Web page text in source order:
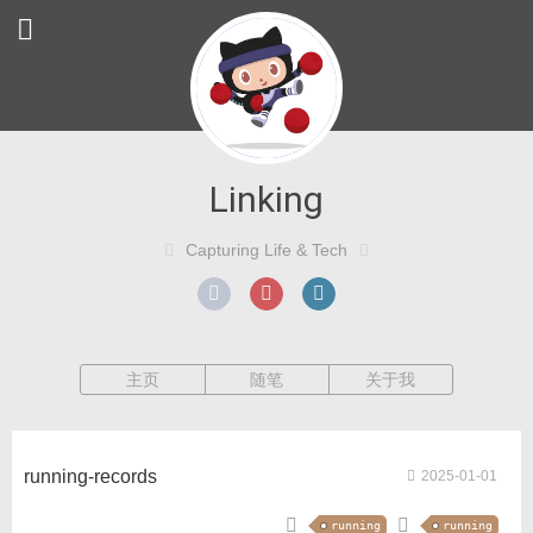
Linking
Capturing Life & Tech
主页 随笔 关于我
2025-01-01
running-records
running running